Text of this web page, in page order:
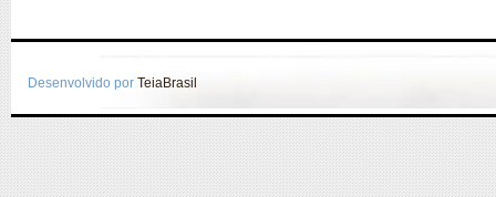
Desenvolvido por TeiaBrasil